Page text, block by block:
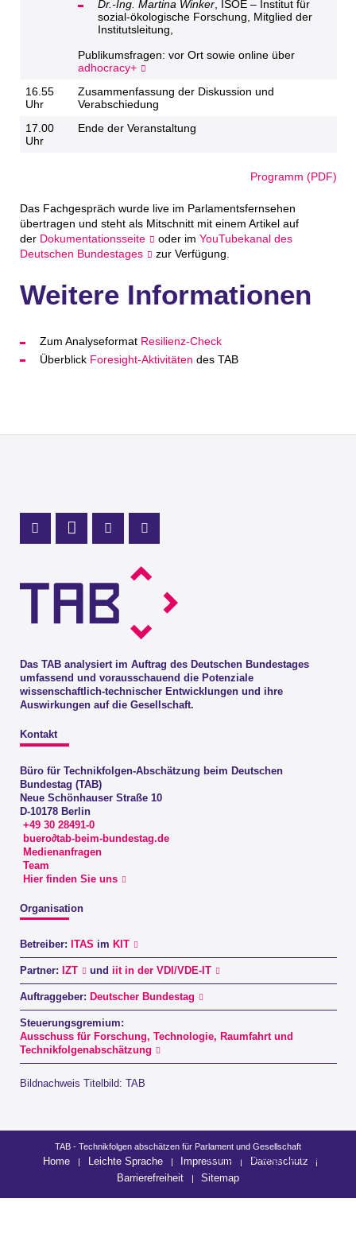
Dr.-Ing. Martina Winker, ISOE – Institut für
sozial-ökologische Forschung, Mitglied der
Institutsleitung,
Publikumsfragen: vor Ort sowie online über
adhocracy+
16.55
Uhr
Zusammenfassung der Diskussion und
Verabschiedung
17.00
Uhr
Ende der Veranstaltung
Programm (PDF)
Das Fachgespräch wurde live im Parlamentsfernsehen
übertragen und steht als Mitschnitt mit einem Artikel auf
der Dokumentationsseite oder im YouTubekanal des
Deutschen Bundestages
zur Verfügung.
Weitere Informationen
Zum Analyseformat Resilienz-Check
Überblick Foresight-Aktivitäten des TAB
Das TAB analysiert im Auftrag des Deutschen Bundestages
umfassend und vorausschauend die Potenziale
wissenschaftlich-technischer Entwicklungen und ihre
Auswirkungen auf die Gesellschaft.
Kontakt
Büro für Technikfolgen-Abschätzung beim Deutschen
Bundestag (TAB)
Neue Schönhauser Straße 10
D-10178 Berlin
+49 30 28491-0
buero∂tab-beim-bundestag.de
Medienanfragen
Team
Hier finden Sie uns
Organisation
Betreiber: ITAS im KIT
Partner: IZT und iit in der VDI/VDE-IT
Auftraggeber: Deutscher Bundestag
Steuerungsgremium:
Ausschuss für Forschung, Technologie, Raumfahrt und
Technikfolgenabschätzung
Profil Mastodon
LinkedIn Profil
Instagram Profil
Youtube Profil
Bildnachweis Titelbild: TAB
letzte Änderung: 03.07.2026
TAB - Technikfolgen abschätzen für Parlament und Gesellschaft
Home Leichte Sprache Impressum
Datenschutz
Barrierefreiheit
Sitemap